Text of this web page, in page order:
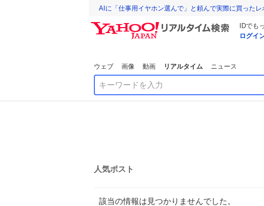
AIに「仕事用イヤホン選んで」と頼んで実際に買ったレ
IDでも
ログイ
ウェブ 画像 動画 リアルタイム ニュース
人気ポスト
該当の情報は見つかりませんでした。